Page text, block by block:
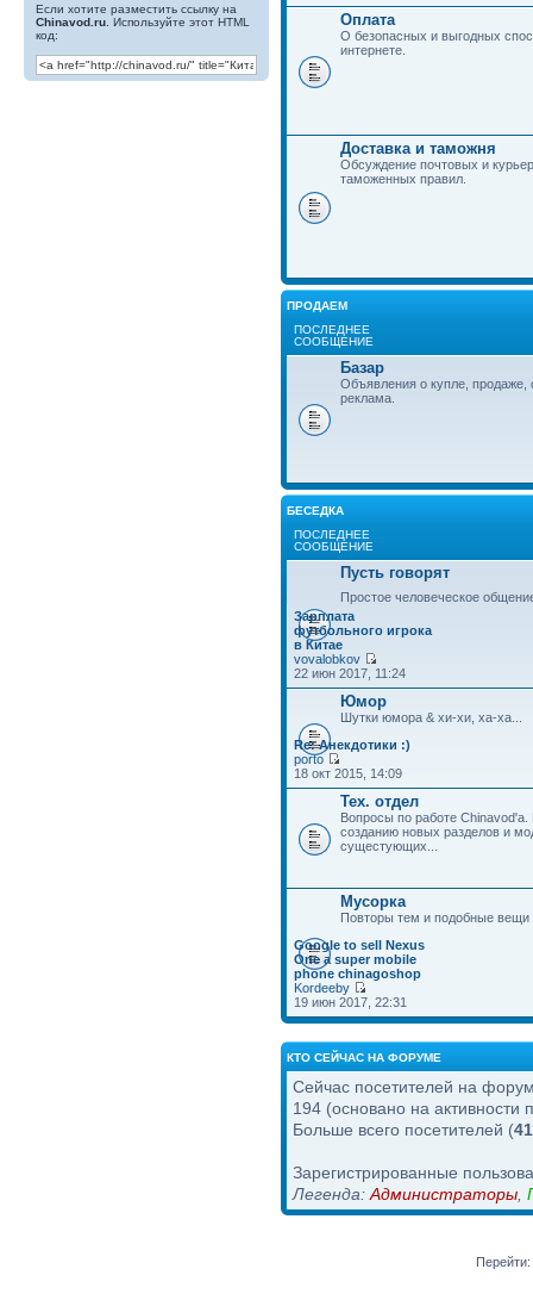
Если хотите разместить ссылку на
Chinavod.ru . Используйте этот HTML
код:
Оплата
О безопасных и выгодных
интернете.
Доставка и таможня
Обсуждение почтовых и
таможенных правил.
ПРОДАЕМ
ПОСЛЕДНЕЕ
СООБЩЕНИЕ
Базар
Объявления о купле, продаже,
реклама.
БЕСЕДКА
ПОСЛЕДНЕЕ
СООБЩЕНИЕ
Пусть говорят
Простое человеческое
Зарплата
футбольного игрока
в Китае
vovalobkov
22 июн 2017, 11:24
Юмор
Шутки юмора & хи-хи, ха-ха...
Re: Анекдотики :)
porto
18 окт 2015, 14:09
Тех. отдел
Вопросы по работе
созданию новых разделов и
сущестующих...
Мусорка
Повторы тем и подобные вещи
Google to sell Nexus
One a super mobile
phone chinagoshop
Kordeeby
19 июн 2017, 22:31
КТО СЕЙЧАС НА ФОРУМЕ
Сейчас посетителей на
194 (основано на активности
Больше всего посетителей (
Зарегистрированные
Легенда: Администраторы
Перейти: